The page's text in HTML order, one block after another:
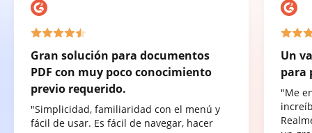
Gran solución para documentos
PDF con muy poco conocimiento
previo requerido.
"Simplicidad, familiaridad con el menú y
fácil de usar. Es fácil de navegar, hacer
Un
para
"Me